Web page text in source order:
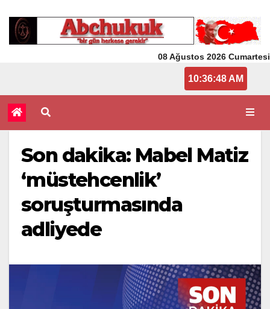
08 Ağustos 2026 Cumartesi
10:36:49 AM
Son dakika: Mabel Matiz
‘müstehcenlik’
soruşturmasında
adliyede